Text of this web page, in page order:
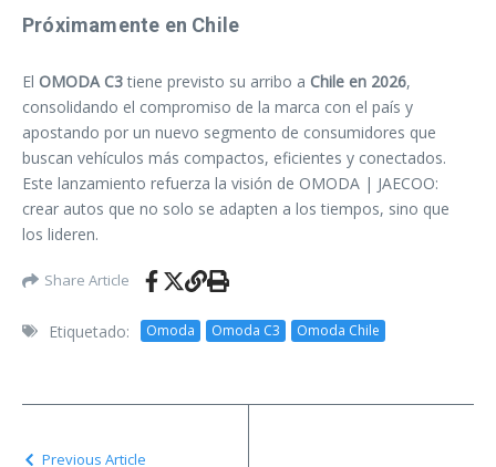
Próximamente en Chile
El OMODA C3tiene previsto su arribo a Chile en 2026,
consolidando el compromiso de la marca con el país y
apostando por un nuevo segmento de consumidores que
buscan vehículos más compactos, eficientes y conectados.
Este lanzamiento refuerza la visión de OMODA | JAECOO:
crear autos que no solo se adapten a los tiempos, sino que
los lideren.
Share Article
Etiquetado: Omoda Omoda C3 Omoda Chile
Previous Article